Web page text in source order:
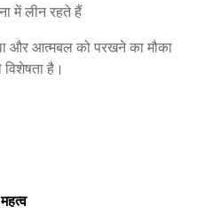
में लीन रहते हैं
और आत्मबल को परखने का मौका
है।